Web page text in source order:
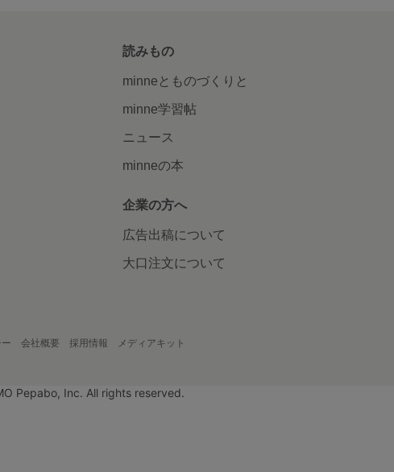
読みもの
minneとものづくりと
minne学習帖
ニュース
minneの本
企業の方へ
広告出稿について
大口注文について
会社概要 採用情報 メディアキット
Pepabo, Inc. All rights reserved.